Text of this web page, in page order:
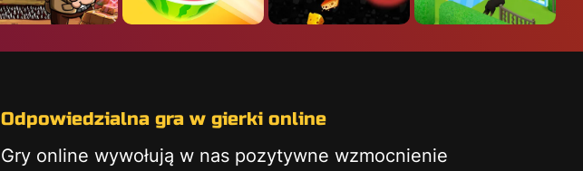
Odpowiedzialna gra w gierki online
Gry online wywołują w nas pozytywne wzmocnienie